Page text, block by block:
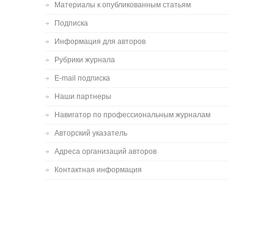
Материалы к опубликованным статьям
Подписка
Информация для авторов
Рубрики журнала
E-mail подписка
Наши партнеры
Навигатор по профессиональным журналам
Авторский указатель
Адреса организаций авторов
Контактная информация